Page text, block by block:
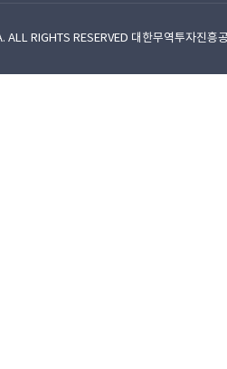
RIGHTS RESERVED 대한무역투자진흥